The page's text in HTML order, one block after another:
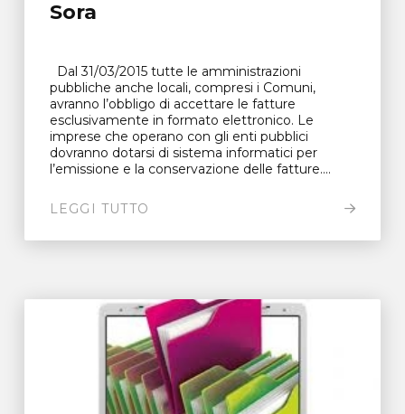
Sora
Dal 31/03/2015 tutte le amministrazioni
pubbliche anche locali, compresi i Comuni,
avranno l’obbligo di accettare le fatture
esclusivamente in formato elettronico. Le
imprese che operano con gli enti pubblici
dovranno dotarsi di sistema informatici per
l’emissione e la conservazione delle fatture....
LEGGI TUTTO